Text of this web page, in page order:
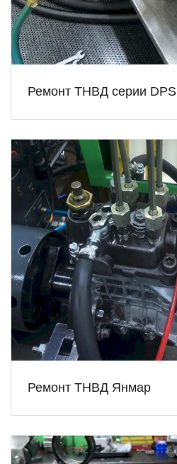
Ремонт ТНВД серии DPS
Ремонт ТНВД Янмар